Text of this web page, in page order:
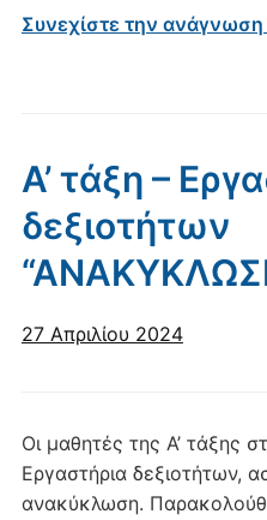
Συνεχίστε την
Α’ τάξη –
δεξιοτήτων
27 Απριλίου 2024
Οι μαθητές της Α’ τάξης
Εργαστήρια δεξιοτήτων,
ανακύκλωση.